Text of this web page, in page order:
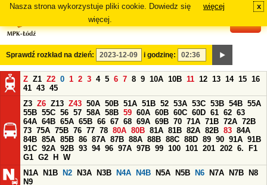
Nasza strona wykorzystuje pliki cookie. Dowiedz się
więcej.
więcej x
Sprawdź rozkład na dzień: i godzinę:
Z Z1 Z2 0 1 2 3 4 5 6 7 8 9 10A 10B 11 12 13 14 15 16
41 43 45
Z3 Z6 Z13 Z43 50A 50B 51A 51B 52 53A 53C 53B 54B 55A
55B 55C 56 57 58A 58B 59 60A 60B 60C 60D 61 62 63
64A 64B 65A 65B 66 67 68 69A 69B 70 71A 71B 72A 72B
73 75A 75B 76 77 78 80A 80B 81A 81B 82A 82B 83 84A
84B 85A 85B 86 87A 87B 88A 88B 88C 88D 89 90 91A 91B
91C 92A 92B 93 94 96 97A 97B 99 100 101 201 202 6.
F1
G1 G2 H
W
N1A
N1B N2 N3A N3B N4A N4B N5A N5B N6 N7A N7B
N8
N9